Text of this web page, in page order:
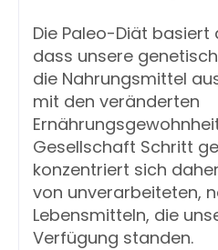
Die Paleo-Diät basiert
dass unsere
die Nahrungsmittel
mit den veränderten
Gesellschaft Schritt
konzentriert sich
von unverarbeiteten,
Lebensmitteln, die
Verfügung standen.